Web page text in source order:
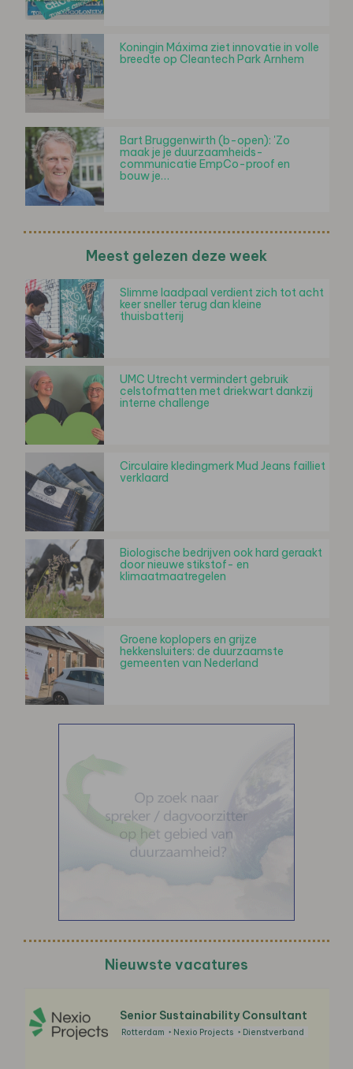
Koningin Máxima ziet innovatie in volle
breedte op Cleantech Park Arnhem
Bart Bruggenwirth (b-open): 'Zo
maak je je duurzaamheids-
communicatie EmpCo-proof en
bouw je…
Meest gelezen deze week
Slimme laadpaal verdient zich tot acht
keer sneller terug dan kleine
thuisbatterij
UMC Utrecht vermindert gebruik
celstofmatten met driekwart dankzij
interne challenge
Circulaire kledingmerk Mud Jeans failliet
verklaard
Biologische bedrijven ook hard geraakt
door nieuwe stikstof- en
klimaatmaatregelen
Groene koplopers en grijze
hekkensluiters: de duurzaamste
gemeenten van Nederland
Nieuwste vacatures
Senior Sustainability Consultant
Rotterdam Nexio Projects Dienstverband